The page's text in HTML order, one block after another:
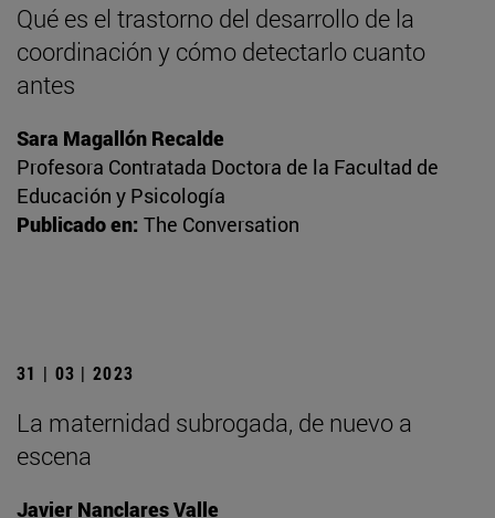
Qué es el trastorno del desarrollo de la
coordinación y cómo detectarlo cuanto
antes
Sara Magallón Recalde
Profesora Contratada Doctora de la Facultad de
Educación y Psicología
Publicado en: The Conversation
31 | 03 | 2023
La maternidad subrogada, de nuevo a
escena
Javier Nanclares Valle